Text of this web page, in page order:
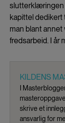
slutterklæringen
kapittel dedikert
man blant
fredsarbeid. I år
KILDENS
I
skrive et
ansvarlig for